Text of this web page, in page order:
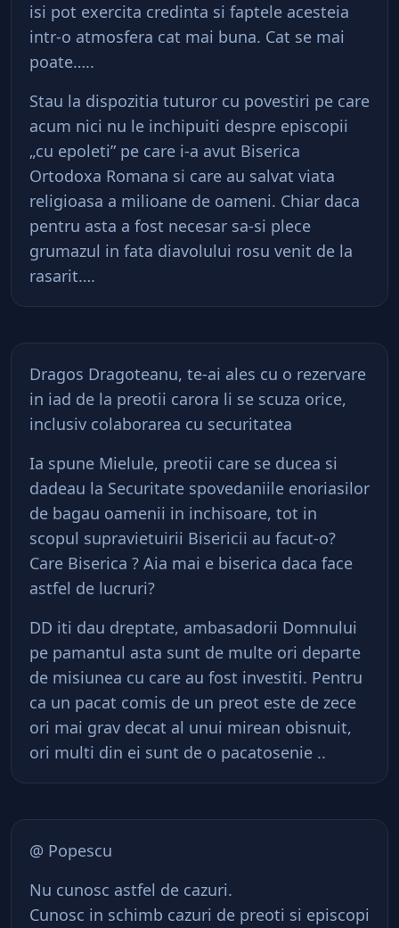
isi pot exercita credinta si faptele acesteia
intr-o atmosfera cat mai buna. Cat se mai
poate…..
Stau la dispozitia tuturor cu povestiri pe care
acum nici nu le inchipuiti despre episcopii
„cu epoleti” pe care i-a avut Biserica
Ortodoxa Romana si care au salvat viata
religioasa a milioane de oameni. Chiar daca
pentru asta a fost necesar sa-si plece
grumazul in fata diavolului rosu venit de la
rasarit….
Dragos Dragoteanu, te-ai ales cu o rezervare
in iad de la preotii carora li se scuza orice,
inclusiv colaborarea cu securitatea
Ia spune Mielule, preotii care se ducea si
dadeau la Securitate spovedaniile enoriasilor
de bagau oamenii in inchisoare, tot in
scopul supravietuirii Bisericii au facut-o?
Care Biserica ? Aia mai e biserica daca face
astfel de lucruri?
DD iti dau dreptate, ambasadorii Domnului
pe pamantul asta sunt de multe ori departe
de misiunea cu care au fost investiti. Pentru
ca un pacat comis de un preot este de zece
ori mai grav decat al unui mirean obisnuit,
ori multi din ei sunt de o pacatosenie ..
@ Popescu
Nu cunosc astfel de cazuri.
Cunosc in schimb cazuri de preoti si episcopi